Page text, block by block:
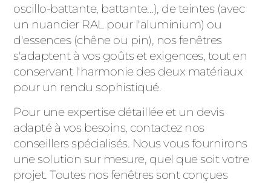
oscillo-battante, battante...), de teintes (avec
un nuancier RAL pour l'aluminium) ou
d'essences (chêne ou pin), nos fenêtres
s'adaptent à vos goûts et exigences, tout en
conservant l'harmonie des deux matériaux
pour un rendu sophistiqué.
Pour une expertise détaillée et un devis
adapté à vos besoins, contactez nos
conseillers spécialisés. Nous vous fournirons
une solution sur mesure, quel que soit votre
projet. Toutes nos fenêtres sont conçues